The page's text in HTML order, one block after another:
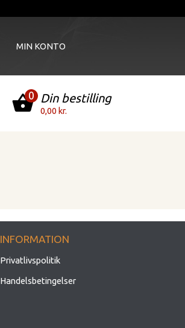
MIN KONTO
0
shopping_basket Din bestilling
0,00 kr.
INFORMATION
Privatlivspolitik
Handelsbetingelser